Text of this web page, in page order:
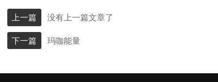
上一篇
没有上一篇文章了
下一篇
玛咖能量